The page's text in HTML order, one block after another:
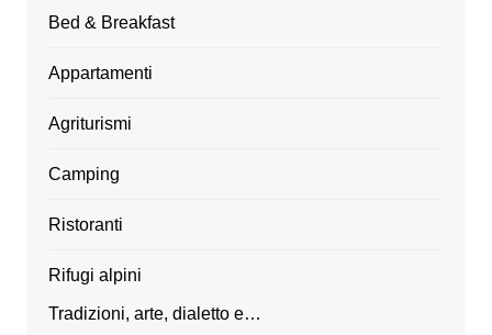
Bed & Breakfast
Appartamenti
Agriturismi
Camping
Ristoranti
Rifugi alpini
Tradizioni, arte, dialetto e…